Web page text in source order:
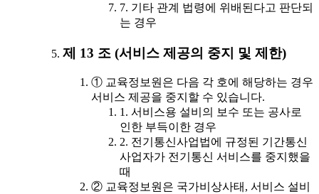
7. 기타 관계 법령에 위배된다고 판단되
는 경우
제 13 조 (서비스 제공의 중지 및 제한)
① 교육정보원은 다음 각 호에 해당하는 경우
서비스 제공을 중지할 수 있습니다.
1. 서비스용 설비의 보수 또는 공사로
인한 부득이한 경우
2. 전기통신사업법에 규정된 기간통신
사업자가 전기통신 서비스를 중지했을
때
② 교육정보원은 국가비상사태, 서비스 설비